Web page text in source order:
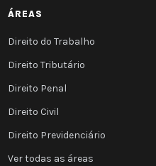
ÁREAS
Direito do Trabalho
Direito Tributário
Direito Penal
Direito Civil
Direito Previdenciário
Ver todas as áreas